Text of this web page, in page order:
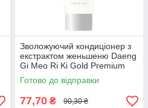
Зволожуючий кондиціонер з
екстрактом женьшеню Daeng
Gi Meo Ri Ki Gold Premium
Treatment 50ml
Готово до відправки
77,70 ₴ 90,30 ₴